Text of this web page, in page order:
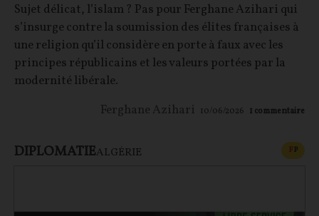
Sujet délicat, l’islam ? Pas pour Ferghane Azihari qui
s’insurge contre la soumission des élites françaises à
une religion qu’il considère en porte à faux avec les
principes républicains et les valeurs portées par la
modernité libérale.
Ferghane Azihari 10/06/2026 1 commentaire
DIPLOMATIEALGÉRIE FP